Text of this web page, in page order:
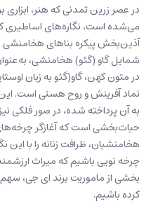
در عصر زرین تمدنی که هنر،
می‌شده است، نگاره‌های اساطیری
آذین‌بخش پیکره بناهای هخامنشی
شمایل‌‌ گاو (گئو) هخامنشی،
در متون کهن، گاو(گئو به زبان
نماد آفرینش و روح هستی است.
به آن پرداخته شده، در صور فلکی
حیات‌بخشی است که آغازگر
هخامنشیان، ظرافت زنانه را با این
چرخه نویی باشیم که میراث
بخشی از ماموریت برند ای جی،
کرده باشیم.